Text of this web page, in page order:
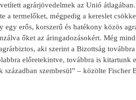
agrárjövedelmek az Unió
a termelőket, mégpedig a kereslet
egy erős, korszerű és hatékony közös
őket az áringadozásokért. Még
aki szerint a Bizottság
előretekintve, továbbra is
szembesül” – közölte Fischer